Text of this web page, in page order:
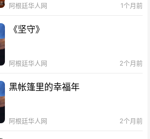
阿根廷华人网 1个月前
《坚守》
阿根廷华人网 2个月前
黑帐篷里的幸福年
阿根廷华人网 2个月前